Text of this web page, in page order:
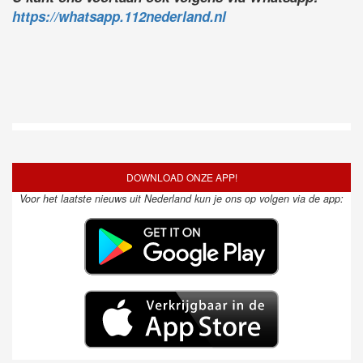
https://whatsapp.112nederland.nl
DOWNLOAD ONZE APP!
Voor het laatste nieuws uit Nederland kun je ons op volgen via de app: